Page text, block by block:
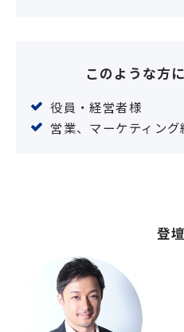
このような方
役員・経営者様
営業、マーケティン
登